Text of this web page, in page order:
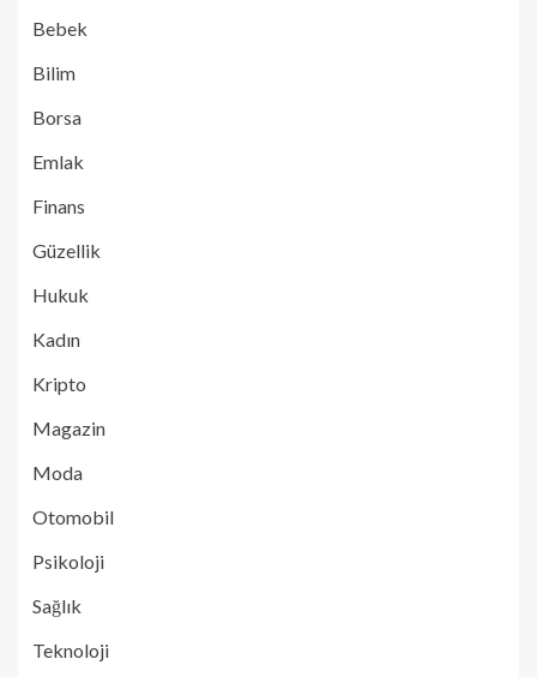
Bebek
Bilim
Borsa
Emlak
Finans
Güzellik
Hukuk
Kadın
Kripto
Magazin
Moda
Otomobil
Psikoloji
Sağlık
Teknoloji